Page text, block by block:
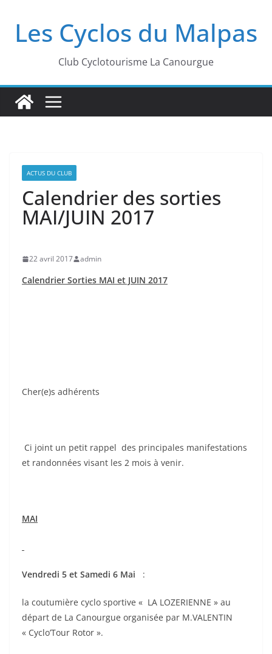
contenu
Les Cyclos du Malpas
Club Cyclotourisme La Canourgue
ACTUS DU CLUB
Calendrier des sorties
MAI/JUIN 2017
22 avril 2017 admin
Calendrier Sorties MAI et JUIN 2017
Cher(e)s adhérents
Ci joint un petit rappel des principales manifestations
et randonnées visant les 2 mois à venir.
MAI
Vendredi 5 et Samedi 6 Mai :
la coutumière cyclo sportive « LA LOZERIENNE » au
départ de La Canourgue organisée par M.VALENTIN
« Cyclo’Tour Rotor ».